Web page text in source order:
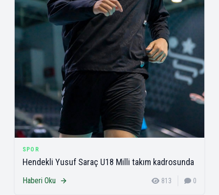
SPOR
Hendekli Yusuf Saraç U18 Milli takım kadrosunda
Haberi Oku 813 0